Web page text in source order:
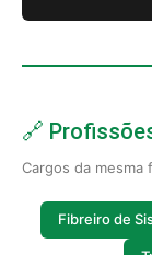
🔗
Cargos da mesma
Fibreiro de